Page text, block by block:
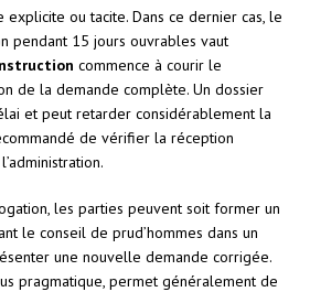
explicite ou tacite. Dans ce dernier cas, le
pendant 15 jours ouvrables vaut
commence à courir le
de la demande complète. Un dossier
et peut retarder considérablement la
de vérifier la réception
les parties peuvent soit former un
le conseil de prud’hommes dans un
une nouvelle demande corrigée.
pragmatique, permet généralement de